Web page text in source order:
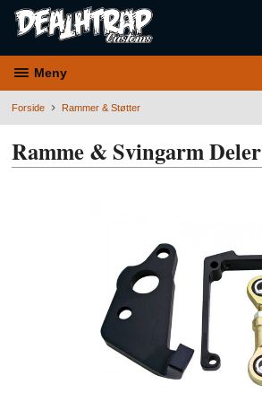
Meny
Forside Rammer & Støtter
Ramme & Svingarm Deler